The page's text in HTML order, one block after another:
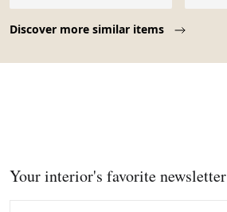
Discover more similar items
Your interior's favorite newsletter